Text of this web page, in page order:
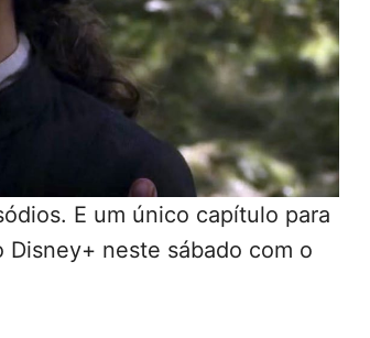
E um único capítulo para
neste sábado com o